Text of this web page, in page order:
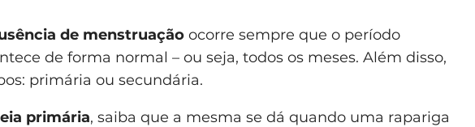
de menstruação ocorre sempre que o período
de forma normal – ou seja, todos os meses. Além disso,
primária ou secundária.
primária, saiba que a mesma se dá quando uma rapariga